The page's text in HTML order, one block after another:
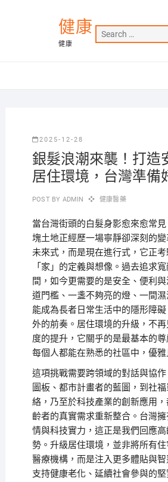
健康
健康
2025-12-28
銀髮浪潮來襲！打造
居住環境，台灣準備
POST BY ADMIN 健康醫藥
當台灣街頭的白髮身影愈來愈常
塊土地正經歷一場寧靜卻深刻的
未來式，而是現在進行式，它正
「家」的定義與想像。過去追求
間，如今更需要的是安全、便利
道門檻、一盞不夠亮的燈、一間
能成為長者日常生活中的隱形障
外的前奏。居住環境的升級，不
度的提升，它關乎的是最基本的
每個人都能在熟悉的社區中，優雅
這項挑戰需要跨領域的對話與協
圖板、都市計畫者的藍圖，到社
絡，乃至於科技產業的創新應用
齡者的真實需求重新整合。台灣
情與科技實力，這正是我們回應
勢。升級居住環境，並非將所有
醫療機構，而是注入更多體貼與
支持健康老化、延續社會參與的